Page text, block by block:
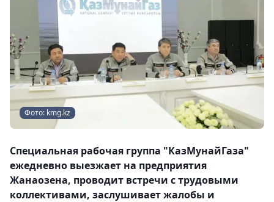
Фото: kmg.kz
Специальная рабочая группа "КазМунайГаза"
ежедневно выезжает на предприятия
Жанаозена, проводит встречи с трудовыми
коллективами, заслушивает жалобы и